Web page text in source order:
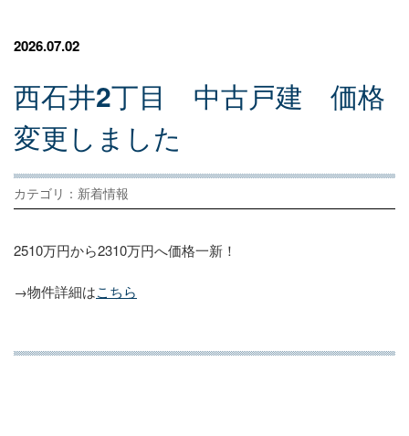
2026.07.02
西石井2丁目 中古戸建 価格
変更し ま した
カテゴリ：新着情報
2510万円から2310万円へ価格一新！
→物件詳細はこちら